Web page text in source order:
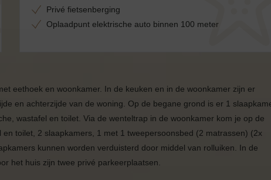
Privé fietsenberging
Oplaadpunt elektrische auto binnen 100 meter
eethoek en woonkamer. In de keuken en in de woonkamer zijn er
en achterzijde van de woning. Op de begane grond is er 1
wastafel en toilet. Via de wenteltrap in de woonkamer kom je op de
toilet, 2 slaapkamers, 1 met 1 tweepersoonsbed (2 matrassen) (2x
kunnen worden verduisterd door middel van rolluiken. In de
het huis zijn twee privé parkeerplaatsen.